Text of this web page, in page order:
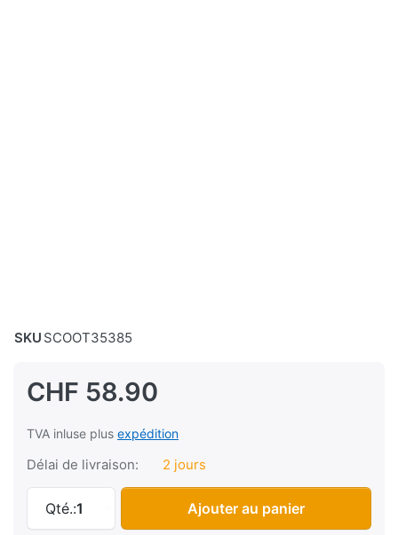
SKU SCOOT35385
CHF 58.90
TVA inluse plus expédition
Délai de livraison: 2 jours
Qté.:1
Filtre à air Puch X30 Velux, noir à CHF
Ajouter au panier